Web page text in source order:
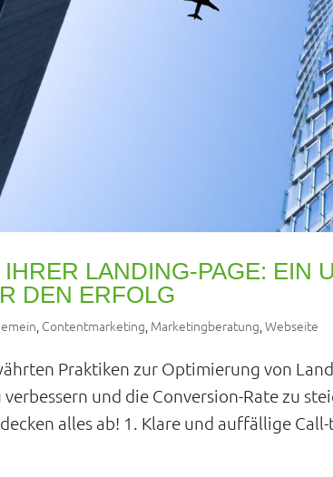
LANDING-PAGE: EIN
DEN ERFOLG
Contentmarketing Marketingberatung ,Webseite
Praktiken zur Optimierung von
und die Conversion-Rate zu
alles ab! 1. Klare und auffällige Call-